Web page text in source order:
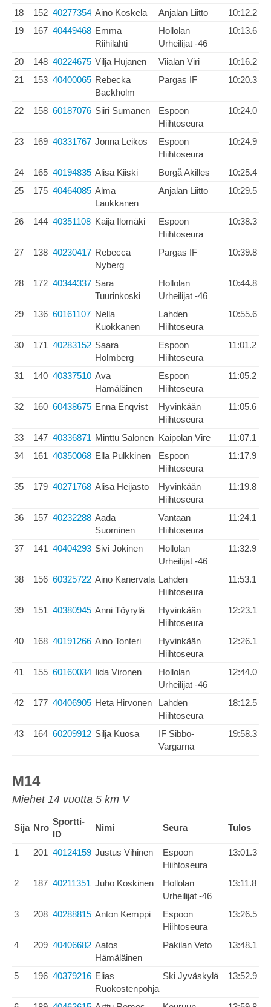
18 152 40277354 Aino Koskela Anjalan Liitto
10:12.2
19
167 40449468 Emma
Riihilahti
Hollolan
Urheilijat -46
10:13.6
20 148 40224675 Vilja Hujanen Viialan Viri
10:16.2
21
153 40400065 Rebecka
Backholm
Pargas IF 10:20.3
22 158 60187076 Siiri Sumanen
Espoon
Hiihtoseura
10:24.0
23 169 40331767 Jonna Leikos
Espoon
Hiihtoseura
10:24.9
24 165 40194835 Alisa Kiiski Borgå Akilles
10:25.4
25
175 40464085 Alma
Laukkanen
Anjalan Liitto 10:29.5
26 144 40351108 Kaija Ilomäki
Espoon
Hiihtoseura
10:38.3
27 138 40230417 Rebecca
Nyberg
Pargas IF 10:39.8
28 172 40344337 Sara
Tuurinkoski
Hollolan
Urheilijat -46
10:44.8
29 136 60161107 Nella
Kuokkanen
Lahden
Hiihtoseura
10:55.6
30 171 40283152 Saara
Holmberg
Espoon
Hiihtoseura
11:01.2
31 140 40337510 Ava
Hämäläinen
Espoon
Hiihtoseura
11:05.2
32 160 60438675 Enna Enqvist
Hyvinkään
Hiihtoseura
11:05.6
33 147 40336871 Minttu Salonen Kaipolan Vire
11:07.1
34
161 40350068 Ella Pulkkinen
Espoon
Hiihtoseura
11:17.9
35 179 40271768 Alisa Heijasto
Hyvinkään
Hiihtoseura
11:19.8
36 157 40232288 Aada
Suominen
Vantaan
Hiihtoseura
11:24.1
37 141 40404293 Sivi Jokinen
Hollolan
Urheilijat -46
11:32.9
38 156 60325722 Aino Kanervala Lahden
Hiihtoseura
11:53.1
39 151 40380945 Anni Töyrylä
Hyvinkään
Hiihtoseura
12:23.1
40 168 40191266 Aino Tonteri
Hyvinkään
Hiihtoseura
12:26.1
41 155 60160034 Iida Vironen
Hollolan
Urheilijat -46
12:44.0
42 177 40406905 Heta Hirvonen
Lahden
Hiihtoseura
18:12.5
43 164 60209912 Silja Kuosa
IF Sibbo-
Vargarna
19:58.3
M14
Miehet 14 vuotta 5 km V
Sija Nro
Sportti-
ID
Nimi Seura Tulos
1 201 40124159 Justus Vihinen
Espoon
Hiihtoseura
13:01.3
2 187 40211351 Juho Koskinen
Hollolan
Urheilijat -46
13:11.8
3 208 40288815 Anton Kemppi
Espoon
Hiihtoseura
13:26.5
4 209 40406682 Aatos
Hämäläinen
Pakilan Veto 13:48.1
5 196 40379216 Elias
Ruokostenpohja
Ski Jyväskylä 13:52.9